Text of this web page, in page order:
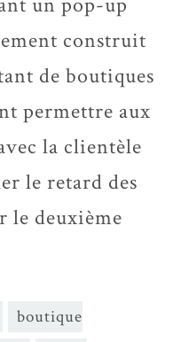
construit
de boutiques
permettre aux
la clientèle
le retard des
le deuxième
boutique